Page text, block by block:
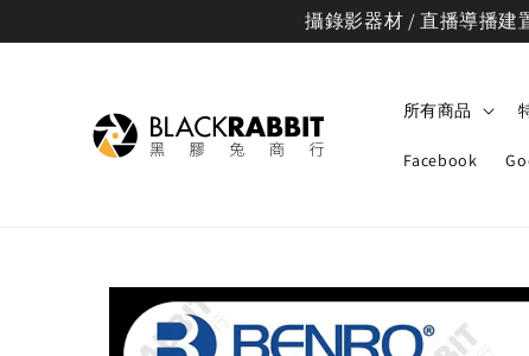
攝錄影器材 / 直播導播建
所有商品
Facebook